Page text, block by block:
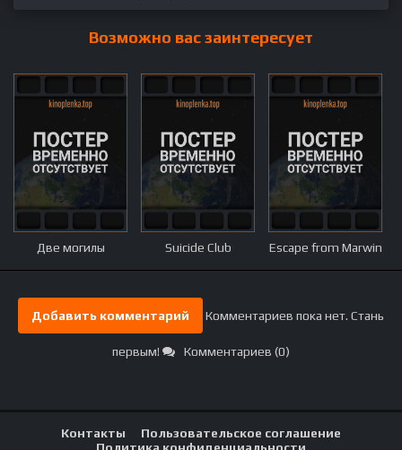
Возможно вас заинтересует
Две могилы Suicide Club Escape from Marwin
Добавить комментарий Комментариев пока нет. Стань
первым! Комментариев (0)
Контакты
Пользовательское соглашение